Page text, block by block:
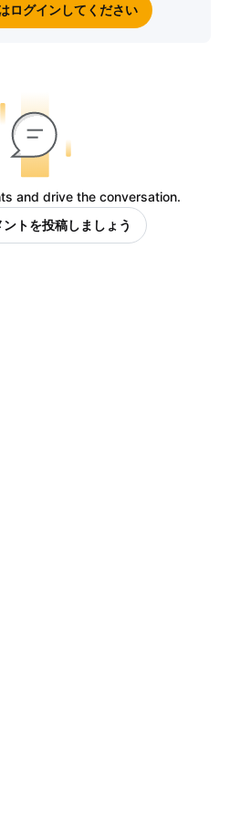
ログインしてください
and drive the conversation.
トを投稿しましょう